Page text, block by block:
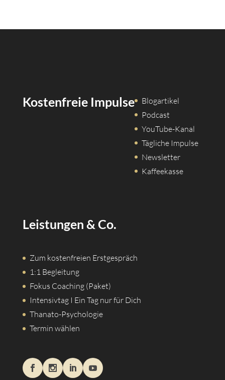
Kostenfreie Impulse
Blogartikel
Podcast
YouTube-Kanal
Tägliche Impulse
Newsletter
Kaffeekasse
Leistungen & Co.
Zum kostenfreien Erstgespräch
1:1 Begleitung
Fokus Coaching (Paket)
Intensivtag I Ein Tag nur für Dich
Thanato-Psychologie
Termin wählen